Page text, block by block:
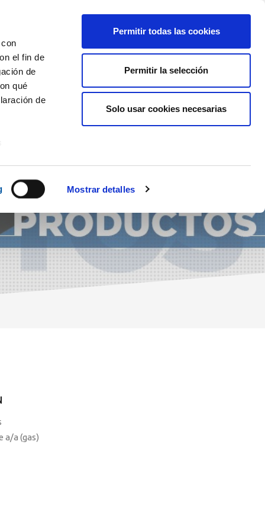
el fin de
de
qué
de
funciones
del
del uso
Mostrar detalles
Permitir todas las cookies
Permitir la selección
Solo usar cookies necesarias
NOTICIAS CONTACTO ES CA
a/a (gas)